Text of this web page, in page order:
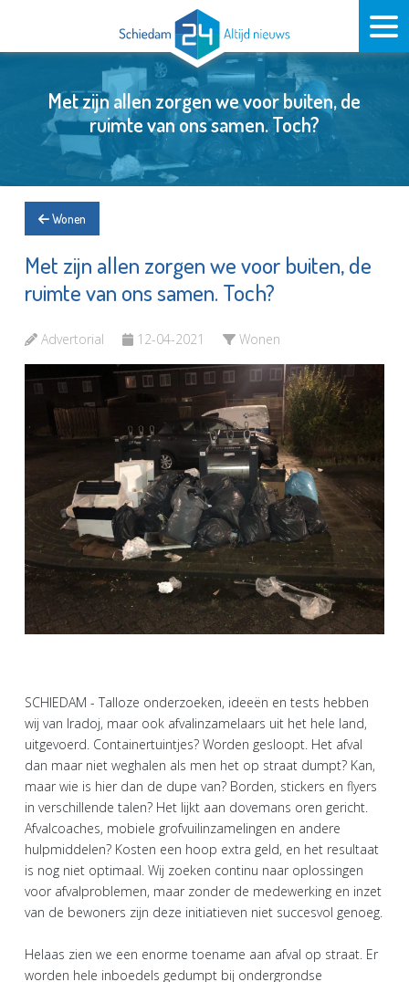
Met zijn allen zorgen we voor buiten, de
ruimte van ons samen. Toch?
Wonen
Met zijn allen zorgen we voor buiten, de
ruimte van ons samen. Toch?
Advertorial 12-04-2021 Wonen
SCHIEDAM - Talloze onderzoeken, ideeën en tests hebben
wij van Iradoj, maar ook afvalinzamelaars uit het hele land,
uitgevoerd. Containertuintjes? Worden gesloopt. Het afval
dan maar niet weghalen als men het op straat dumpt? Kan,
maar wie is hier dan de dupe van? Borden, stickers en flyers
in verschillende talen? Het lijkt aan dovemans oren gericht.
Afvalcoaches, mobiele grofvuilinzamelingen en andere
hulpmiddelen? Kosten een hoop extra geld, en het resultaat
is nog niet optimaal. Wij zoeken continu naar oplossingen
voor afvalproblemen, maar zonder de medewerking en inzet
van de bewoners zijn deze initiatieven niet succesvol genoeg.
Helaas zien we een enorme toename aan afval op straat. Er
worden hele inboedels gedumpt bij ondergrondse